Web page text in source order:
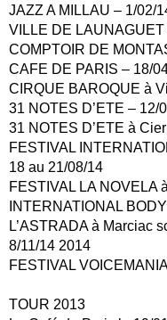
JAZZ A MILLAU – 1/02/
VILLE DE LAUNAGUET
COMPTOIR DE
CAFE DE PARIS – 18/
CIRQUE BAROQUE à
31 NOTES D’ETE – 12/
31 NOTES D’ETE à
FESTIVAL
18 au 21/08/14
FESTIVAL LA NOVELA
INTERNATIONAL
L’ASTRADA à Marciac
8/11/14 2014
FESTIVAL
TOUR 2013